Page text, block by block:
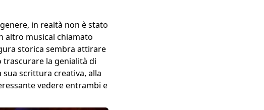
in realtà non è stato
altro musical chiamato
storica sembra attirare
trascurare la genialità di
scrittura creativa, alla
vedere entrambi e